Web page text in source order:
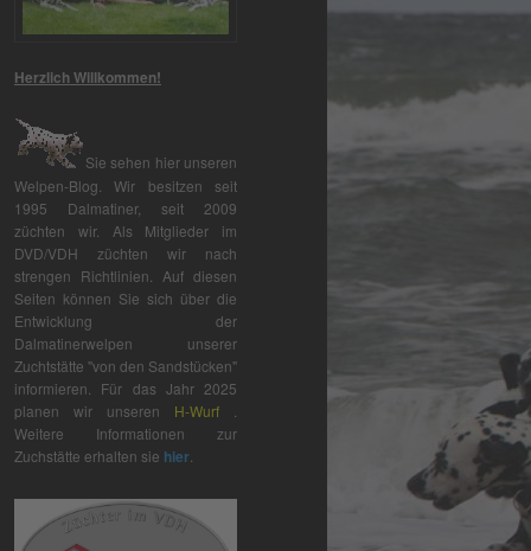
Herzlich Willkommen!
Sie sehen hier unseren
Welpen-Blog. Wir besitzen seit
1995 Dalmatiner, seit 2009
züchten wir. Als Mitglieder im
DVD/VDH züchten wir nach
strengen Richtlinien. Auf diesen
Seiten können Sie sich über die
Entwicklung der
Dalmatinerwelpen unserer
Zuchtstätte "von den Sandstücken"
informieren. Für das Jahr 2025
planen wir unseren H-Wurf
Weitere Informationen zur
Zuchstätte erhalten sie hier